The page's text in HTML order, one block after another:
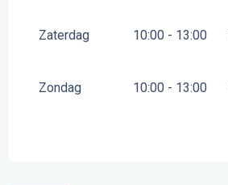
Zaterdag 10:00 - 13:00
Zondag 10:00 - 13:00